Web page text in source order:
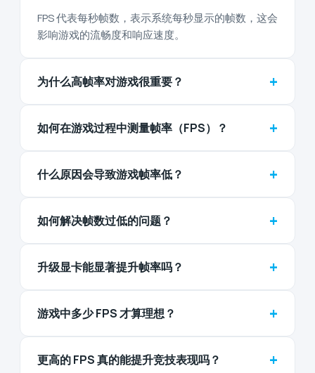
FPS 代表每秒帧数，表示系统每秒显示的帧数，这会
影响游戏的流畅度和响应速度。
为什么高帧率对游戏很重要？ +
如何在游戏过程中测量帧率（FPS）？ +
什么原因会导致游戏帧率低？ +
如何解决帧数过低的问题？ +
升级显卡能显著提升帧率吗？ +
游戏中多少 FPS 才算理想？ +
更高的 FPS 真的能提升竞技表现吗？ +